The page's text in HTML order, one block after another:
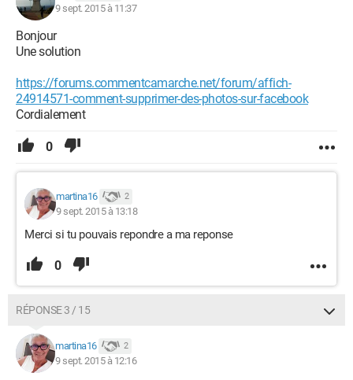
9 sept. 2015 à 11:37
Bonjour
Une solution
https://forums.commentcamarche.net/forum/affich-
24914571-comment-supprimer-des-photos-sur-facebook
Cordialement
0
martina16 2
9 sept. 2015 à 13:18
Merci si tu pouvais repondre a ma reponse
0
RÉPONSE 3 / 15
martina16 2
9 sept. 2015 à 12:16